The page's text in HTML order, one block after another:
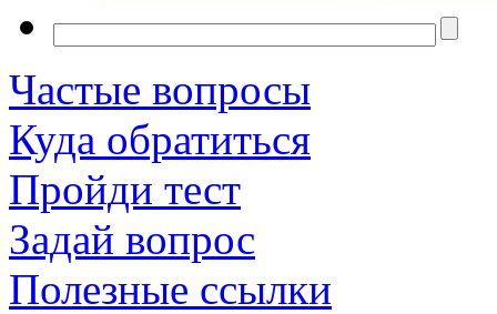
Частые вопросы
Куда обратиться
Пройди тест
Задай вопрос
Полезные ссылки